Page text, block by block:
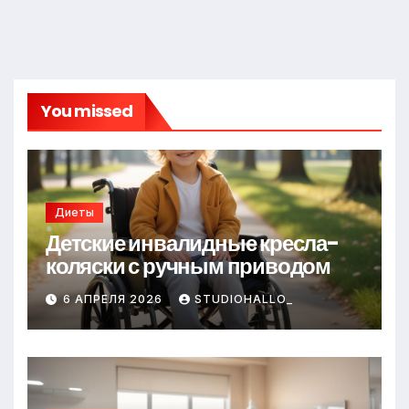
You missed
Диеты
Детские инвалидные кресла-
коляски с ручным приводом
6 АПРЕЛЯ 2026 STUDIOHALLO_